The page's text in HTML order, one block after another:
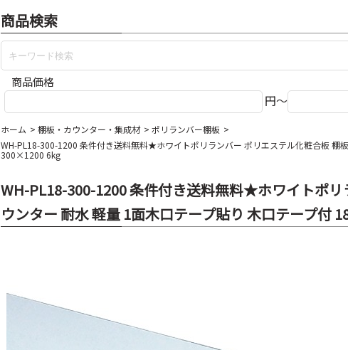
商品検索
商品価格
円～
ホーム 棚板・カウンター・集成材
ポリランバー棚板
WH-PL18-300-1200 条件付き送料無料★ホワイトポリランバー ポリエステル化粧合板
300×1200 6kg
WH-PL18-300-1200 条件付き送料無料★ホワイトポ
ウンター 耐水 軽量 1面木口テープ貼り 木口テープ